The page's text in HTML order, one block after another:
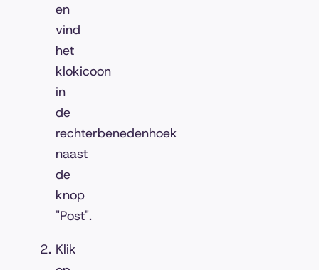
en
vind
het
klokicoon
in
de
rechterbenedenhoek
naast
de
knop
"Post".
Klik